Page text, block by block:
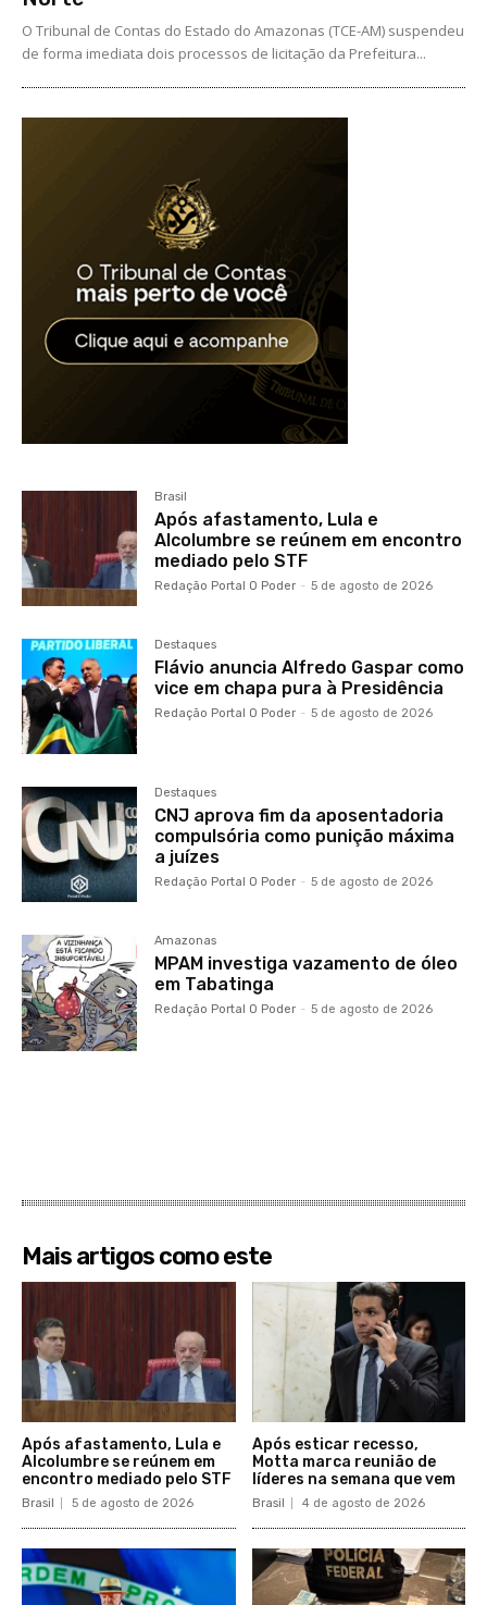
O Tribunal de Contas do Estado do Amazonas (TCE-AM) suspendeu
de forma imediata dois processos de licitação da Prefeitura...
Brasil
Após afastamento, Lula e
Alcolumbre se reúnem em encontro
mediado pelo STF
Redação Portal O Poder - 5 de agosto de 2026
Destaques
Flávio anuncia Alfredo Gaspar como
vice em chapa pura à Presidência
Redação Portal O Poder - 5 de agosto de 2026
Destaques
CNJ aprova fim da aposentadoria
compulsória como punição máxima
a juízes
Redação Portal O Poder - 5 de agosto de 2026
Amazonas
MPAM investiga vazamento de óleo
em Tabatinga
Redação Portal O Poder - 5 de agosto de 2026
Mais artigos como este
Após afastamento, Lula e
Alcolumbre se reúnem em
encontro mediado pelo STF
Brasil 5 de agosto de 2026
Após esticar recesso,
Motta marca reunião de
líderes na semana que vem
Brasil 4 de agosto de 2026